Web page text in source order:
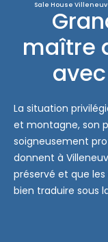
Sale House
maître
La situation
et montagne, son
soigneusement
donnent à
préservé et que
bien traduire sous